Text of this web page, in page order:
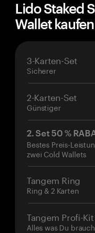
Lido Staked
Wallet
3-Karten-Set
Sicherer
2-Karten-Set
Günstiger
2. Set 50 %
Bestes Preis-
zwei Cold Wallets
Tangem Ring
Ring & 2 Karten
Tangem Profi-Kit
Alles was Du